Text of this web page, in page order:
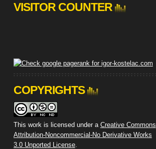
VISITOR COUNTER
COPYRIGHTS
This work is licensed under a Creative Commons
Attribution-Noncommercial-No Derivative Works
3.0 Unported License.